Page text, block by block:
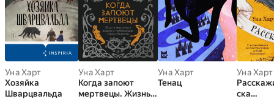
Уна Харт
Хозяйка
Шварцвальда
Уна Харт
Когда запоют
мертвецы. Жизнь и
Уна Харт
Тенац
Уна Харт
ска…